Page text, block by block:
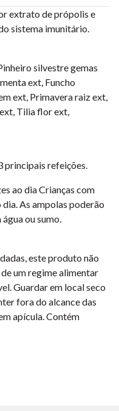
extrato de própolis e
sistema imunitário.
silvestre gemas
ext, Funcho
ext, Primavera raiz ext,
Tilia flor ext,
principais refeições.
ao dia Crianças com
dia. As ampolas poderão
ou sumo.
este produto não
um regime alimentar
Guardar em local seco
fora do alcance das
apícula. Contém